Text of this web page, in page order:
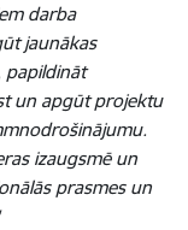
darba
jaunākas
papildināt
un apgūt projektu
izaugsmē un
prasmes un